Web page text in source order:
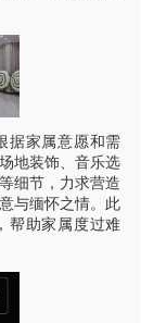
据家属意愿和需
地装饰、音乐选
细节，力求营造
与缅怀之情。此
帮助家属度过难